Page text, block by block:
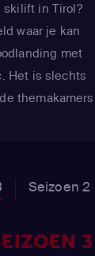
in Tirol?
waar je kan
met
Het is slechts
themakamers
Seizoen 2
3